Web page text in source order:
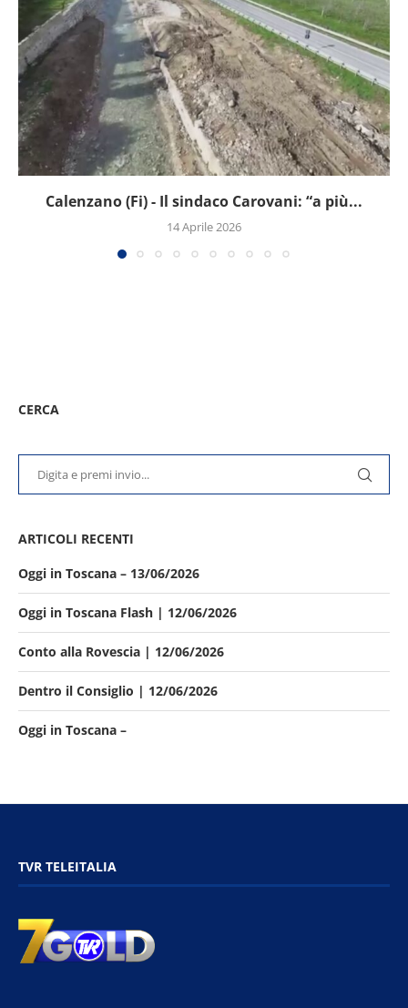
Calenzano (Fi) - Il sindaco Carovani: “a più...
14 Aprile 2026
CERCA
ARTICOLI RECENTI
Oggi in Toscana – 13/06/2026
Oggi in Toscana Flash | 12/06/2026
Conto alla Rovescia | 12/06/2026
Dentro il Consiglio | 12/06/2026
Oggi in Toscana –
TVR TELEITALIA